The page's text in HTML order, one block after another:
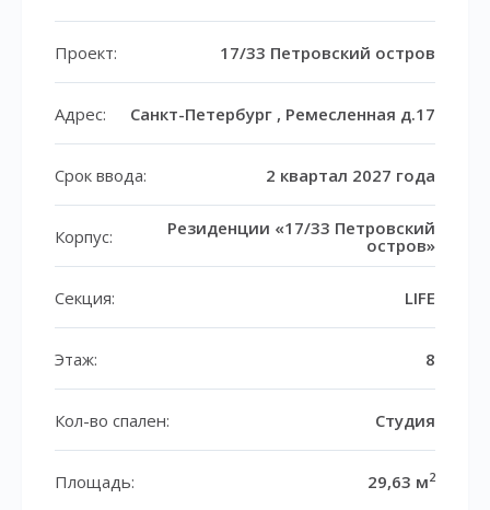
Проект: 17/33 Петровский остров
Адрес: Санкт-Петербург , Ремесленная д.17
Срок ввода: 2 квартал 2027 года
Корпус:
Резиденции «17/33 Петровский
остров»
Секция: LIFE
Этаж: 8
Кол-во спален: Студия
Площадь: 29,63 м2